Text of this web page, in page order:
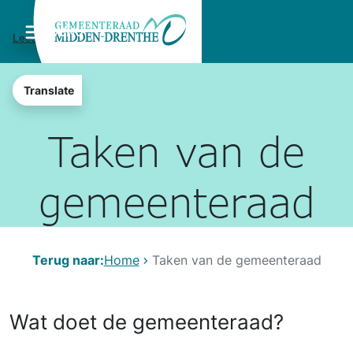
MENU
Lees voor
Translate
Taken van de
gemeenteraad
Terug naar:Home Taken van de gemeenteraad
Wat doet de gemeenteraad?